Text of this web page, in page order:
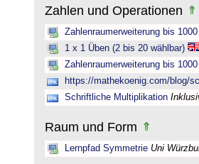
Zahlen und Operationen
Zahlenraumerweiterung bis
1 x 1 Üben (2 bis 20 wählbar)
Zahlenraumerweiterung bis
https://mathekoenig.com/blog/
Schriftliche Multiplikation
Raum und Form
Lernpfad Symmetrie Uni